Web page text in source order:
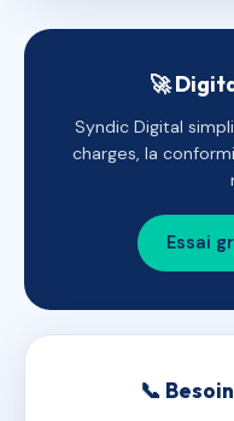
🚀
Syndic Digital
charges, la
Essai
📞